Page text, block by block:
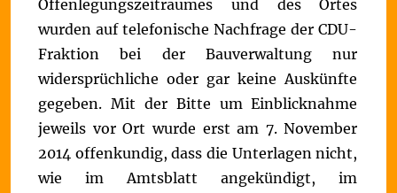
Offenlegungszeitraumes und des Ortes
wurden auf telefonische Nachfrage der CDU-
Fraktion bei der Bauverwaltung nur
widersprüchliche oder gar keine Auskünfte
gegeben. Mit der Bitte um Einblicknahme
jeweils vor Ort wurde erst am 7. November
2014 offenkundig, dass die Unterlagen nicht,
wie im Amtsblatt angekündigt, im